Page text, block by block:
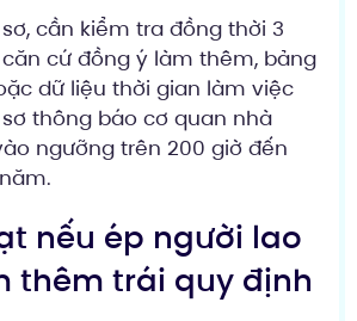
cần kiểm tra đồng thời 3
cứ đồng ý làm thêm, bảng
dữ liệu thời gian làm việc
thông báo cơ quan nhà
ngưỡng trên 200 giờ đến
nếu ép người lao
thêm trái quy định